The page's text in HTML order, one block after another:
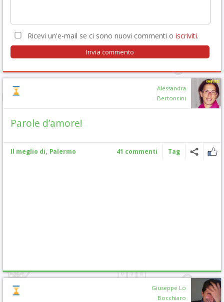
Ricevi un'e-mail se ci sono nuovi commenti o iscriviti.
Alessandra
Bertoncini
Parole d’amore!
Il meglio di, Palermo 41 commenti Tag
Giuseppe Lo
Bocchiaro